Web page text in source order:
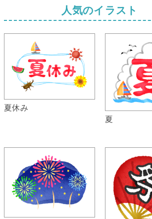
人気のイラスト
夏休み
夏